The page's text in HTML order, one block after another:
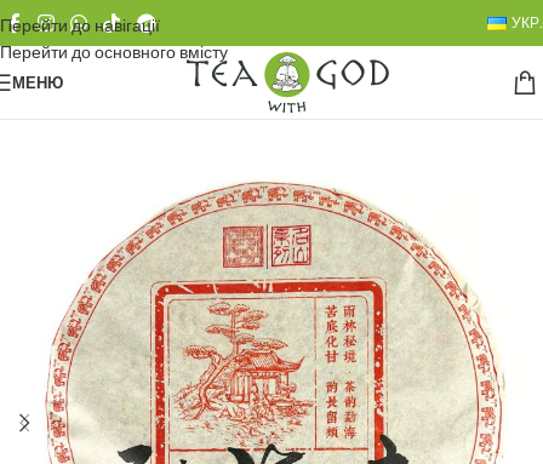
Перейти до навігації
Перейти до основного вмісту
УКР.
МЕНЮ